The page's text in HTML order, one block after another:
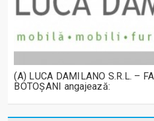
(A) LUCA DAMILANO S.R.L. –
BOTOȘANI angajează: